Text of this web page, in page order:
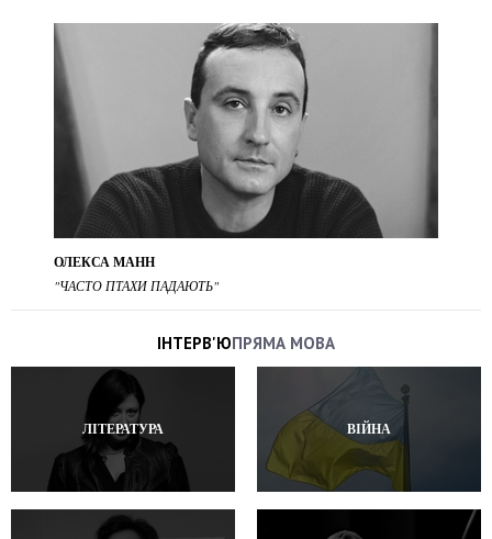
ОЛЕКСА МАНН
"ЧАСТО ПТАХИ ПАДАЮТЬ"
ІНТЕРВ'ЮПРЯМА МОВА
ЛІТЕРАТУРА ВІЙНА